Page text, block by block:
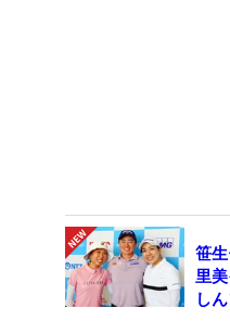
笹
里
し